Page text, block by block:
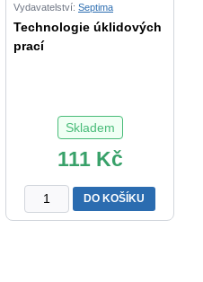
Vydavatelství: Septima
Technologie úklidových
prací
Skladem
111 Kč
Technologie
úklidových
DO KOŠÍKU